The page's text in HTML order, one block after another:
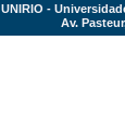
UNIRIO -
Av.